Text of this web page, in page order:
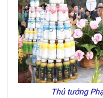
Thủ tướng